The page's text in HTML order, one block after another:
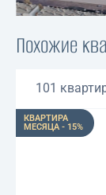
Похожие
101
КВАРТИРА
МЕСЯЦА - 15%